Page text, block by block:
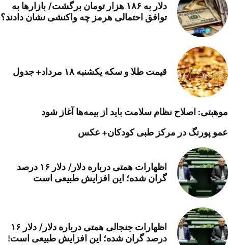
دلار به ۱۸۶ هزار تومان برگشت/ بازارها به
توافق احتمالی هرمز چه واکنشی نشان دادند؟
قیمت طلا و سکه یکشنبه ۱۸ مرداد+ جدول
موهبتی: اصلاح نظام سلامت باید از بیمه‌ها آغاز شود
عمو پورنگ در مرکز طبی کودکان+ عکس
اظهارات همتی درباره دلار/ دلار ۱۶ درصد
گران شده؛ این افزایش طبیعی است
اظهارات جنجالی همتی درباره دلار/ دلار ۱۶
درصد گران شده؛ این افزایش طبیعی است!